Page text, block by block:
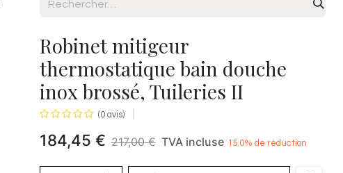
Robinet mitigeur
thermostatique bain douche
inox brossé, Tuileries II
(0 avis)
184,45 € 217,00€ TVA incluse 15.0% de réduction